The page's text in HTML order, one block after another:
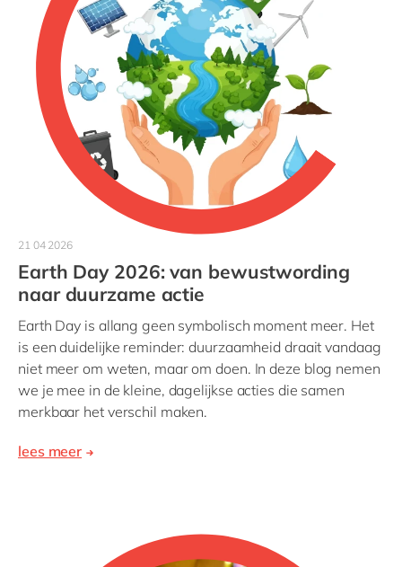
21 04 2026
Earth Day 2026: van bewustwording
naar duurzame actie
Earth Day is allang geen symbolisch moment meer. Het
is een duidelijke reminder: duurzaamheid draait vandaag
niet meer om weten, maar om doen. In deze blog nemen
we je mee in de kleine, dagelijkse acties die samen
merkbaar het verschil maken.
lees meer